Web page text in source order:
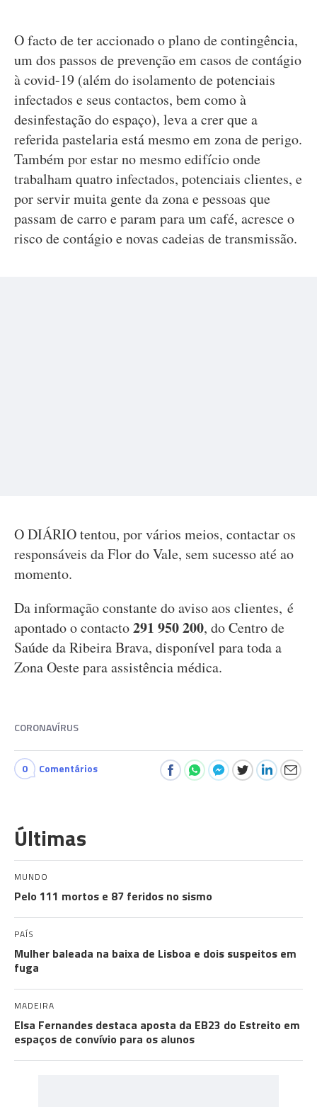
O facto de ter accionado o plano de contingência,
um dos passos de prevenção em casos de contágio
à covid-19 (além do isolamento de potenciais
infectados e seus contactos, bem como à
desinfestação do espaço), leva a crer que a
referida pastelaria está mesmo em zona de perigo.
Também por estar no mesmo edifício onde
trabalham quatro infectados, potenciais clientes, e
por servir muita gente da zona e pessoas que
passam de carro e param para um café, acresce o
risco de contágio e novas cadeias de transmissão.
O DIÁRIO tentou, por vários meios, contactar os
responsáveis da Flor do Vale, sem sucesso até ao
momento.
Da informação constante do aviso aos clientes, é
apontado o contacto291 950 200, do Centro de
Saúde da Ribeira Brava, disponível para toda a
Zona Oeste para assistência médica.
CORONAVÍRUS
0 Comentários
Últimas
MUNDO
Pelo 111 mortos e 87 feridos no sismo
PAÍS
Mulher baleada na baixa de Lisboa e dois suspeitos em
fuga
MADEIRA
Elsa Fernandes destaca aposta da EB23 do Estreito em
espaços de convívio para os alunos